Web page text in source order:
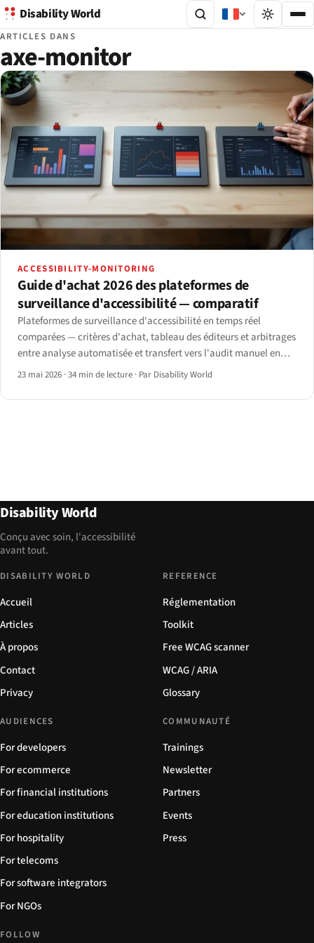
Disability World
ARTICLES DANS
axe-monitor
ACCESSIBILITY-MONITORING
Guide d'achat 2026 des plateformes de
surveillance d'accessibilité — comparatif
Plateformes de surveillance d'accessibilité en temps réel
comparées — critères d'achat, tableau des éditeurs et arbitrages
entre analyse automatisée et transfert vers l'audit manuel en
2026.
23 mai 2026 ·34 min de lecture · Par Disability World
Disability World
Conçu avec soin, l'accessibilité
avant tout.
DISABILITY WORLD
Accueil
Articles
À propos
Contact
Privacy
REFERENCE
Réglementation
Toolkit
Free WCAG scanner
WCAG / ARIA
Glossary
AUDIENCES
For developers
For ecommerce
For financial institutions
For education institutions
For hospitality
For telecoms
For software integrators
For NGOs
COMMUNAUTÉ
Trainings
Newsletter
Partners
Events
Press
FOLLOW